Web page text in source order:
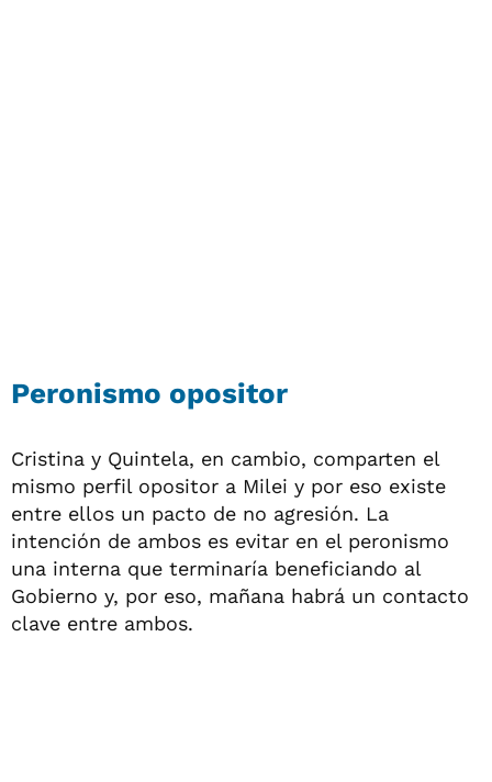
Peronismo opositor
Cristina y Quintela, en cambio, comparten el
mismo perfil opositor a Milei y por eso existe
entre ellos un pacto de no agresión. La
intención de ambos es evitar en el peronismo
una interna que terminaría beneficiando al
Gobierno y, por eso, mañana habrá un contacto
clave entre ambos.